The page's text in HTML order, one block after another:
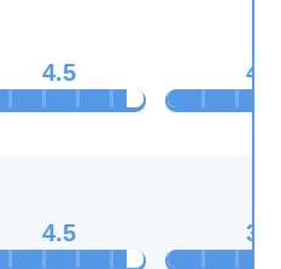
4.5 4
4.5 3